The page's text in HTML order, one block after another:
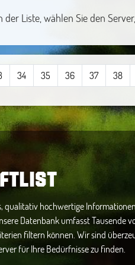
der Liste, wählen Sie den
34 35 36 37 38
qualitativ hochwertige
Datenbank umfasst Tausende
filtern können. Wir sind
für Ihre Bedürfnisse zu finden.